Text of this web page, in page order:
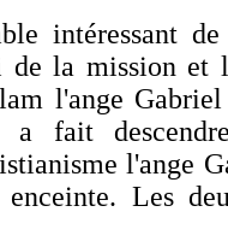
intéressant
de la mission et
l'ange
fait
l'ange
Les